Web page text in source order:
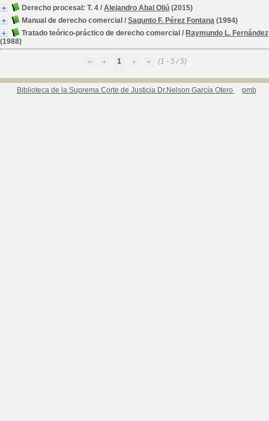
Derecho procesal: T. 4 / Alejandro Abal Oliú (2015)
Manual de derecho comercial / Sagunto F. Pérez Fontana (1994)
Tratado teórico-práctico de derecho comercial / Raymundo L. Fernández
(1988)
1 (1 - 5 / 5)
Biblioteca de la Suprema Corte de Justicia Dr.Nelson García Otero pmb